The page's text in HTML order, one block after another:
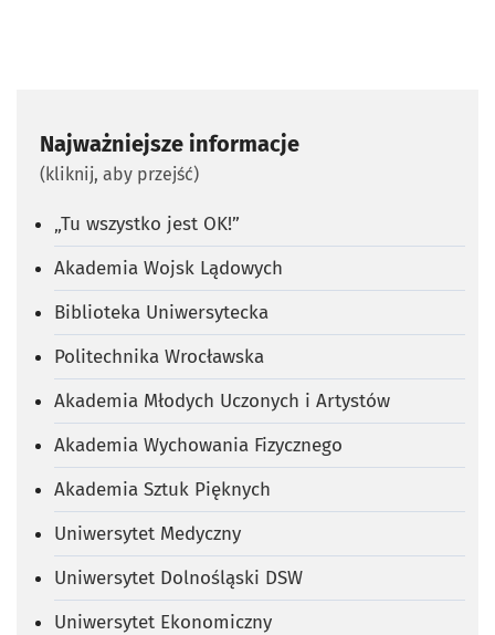
Najważniejsze informacje
(kliknij, aby przejść)
„Tu wszystko jest OK!”
Akademia Wojsk Lądowych
Biblioteka Uniwersytecka
Politechnika Wrocławska
Akademia Młodych Uczonych i Artystów
Akademia Wychowania Fizycznego
Akademia Sztuk Pięknych
Uniwersytet Medyczny
Uniwersytet Dolnośląski DSW
Uniwersytet Ekonomiczny